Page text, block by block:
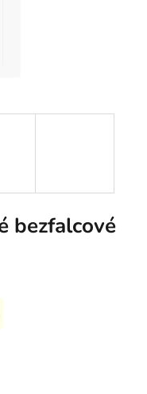
bezfalcové